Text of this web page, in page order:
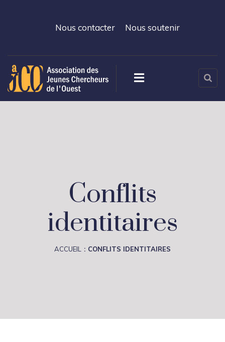
Nous contacter Nous soutenir
Conflits
identitaires
ACCUEIL CONFLITS IDENTITAIRES